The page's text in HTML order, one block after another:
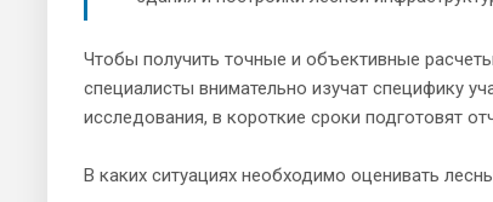
Чтобы получить точные и объективные
специалисты внимательно изучат специфику
исследования, в короткие сроки подготовят
В каких ситуациях необходимо оценивать